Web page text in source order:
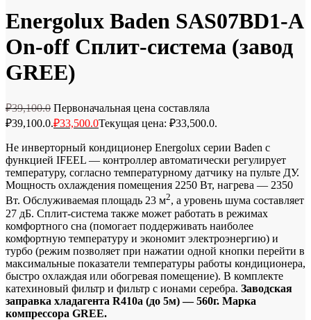
Energolux Baden SAS07BD1-A
On-off Сплит-система (завод
GREE)
₽39,100.0 Первоначальная цена составляла
₽39,100.0.₽33,500.0Текущая цена: ₽33,500.0.
Не инверторный кондиционер Energolux серии Baden с
функцией IFEEL — контроллер автоматически регулирует
температуру, согласно температурному датчику на пульте ДУ.
Мощность охлаждения помещения 2250 Вт, нагрева — 2350
Вт. Обслуживаемая площадь 23 м2, а уровень шума составляет
27 дБ. Сплит-система также может работать в режимах
комфортного сна (помогает поддерживать наиболее
комфортную температуру и экономит электроэнергию) и
турбо (режим позволяет при нажатии одной кнопки перейти в
максимальные показатели температуры работы кондиционера,
быстро охлаждая или обогревая помещение). В комплекте
катехиновый фильтр и фильтр с ионами серебра. Заводская
заправка хладагента R410a (до 5м) — 560г. Марка
компрессора GREE.